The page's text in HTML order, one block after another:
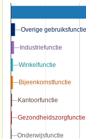
Overige gebruiksfunctie
Overige gebruiksfunctie
Industriefunctie
Industriefunctie
Winkelfunctie
Winkelfunctie
Bijeenkomstfunctie
Bijeenkomstfunctie
Kantoorfunctie
Kantoorfunctie
Gezondheidszorgfunctie
Gezondheidszorgfunctie
Onderwijsfunctie
Onderwijsfunctie